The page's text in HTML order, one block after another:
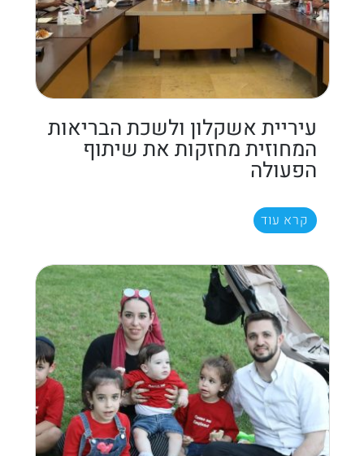
עיריית אשקלון ולשכת הבריאות
המחוזית מחזקות את שיתוף
הפעולה
קרא עוד